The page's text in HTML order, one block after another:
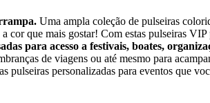
Uma ampla coleção de pulseiras
que mais gostar! Com estas pulseiras VIP
para acesso a festivais, boates,
de viagens ou até mesmo para
pulseiras personalizadas para eventos que